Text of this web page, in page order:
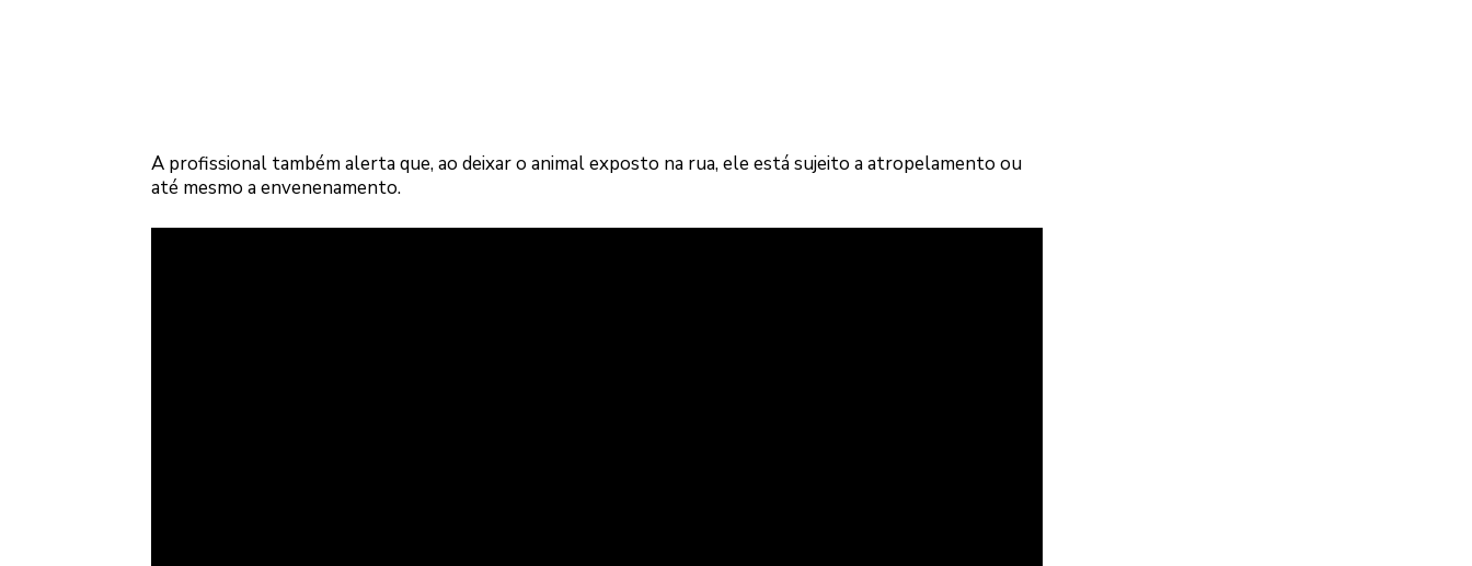
A profissional também alerta que, ao deixar o animal exposto na rua, ele está sujeito a atropelamento ou
até mesmo a envenenamento.